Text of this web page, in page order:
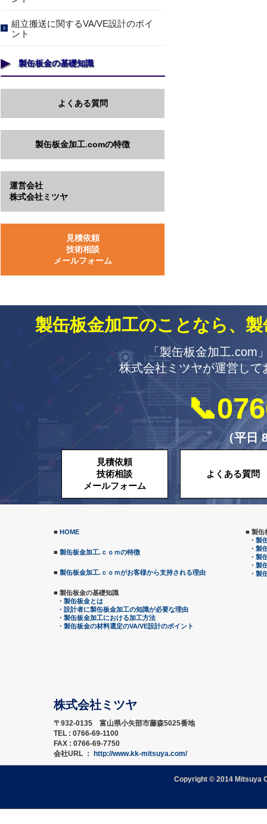
組立搬送に関するVA/VE設計のポイ
ント
製缶板金の基礎知識
よくある質問
製缶板金加工.comの特徴
運営会社
株式会社ミツヤ
見積依頼
技術相談
メールフォーム
製缶板金加工のことなら、
「製缶板金加工.com
株式会社ミツヤが運営し
（平日
見積依頼
技術相談
メールフォーム
よくある質問
■ HOME
■ 製缶
・製
・製
・製
・製
・製
■ 製缶板金加工.ｃｏｍの特徴
■ 製缶板金加工.ｃｏｍがお客様から支持される理由
■ 製缶板金の基礎知識
・製缶板金とは
・設計者に製缶板金加工の知識が必要な理由
・製缶板金加工における加工方法
・製缶板金の材料選定のVA/VE設計のポイント
株式会社ミツヤ
〒932-0135 富山県小矢部市藤森5025番地
TEL : 0766-69-1100
FAX : 0766-69-7750
会社URL ： http://www.kk-mitsuya.com/
Copyright © 2014 Mitsuya